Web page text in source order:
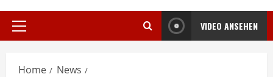
Primary
VIDEO ANSEHEN
Home
News